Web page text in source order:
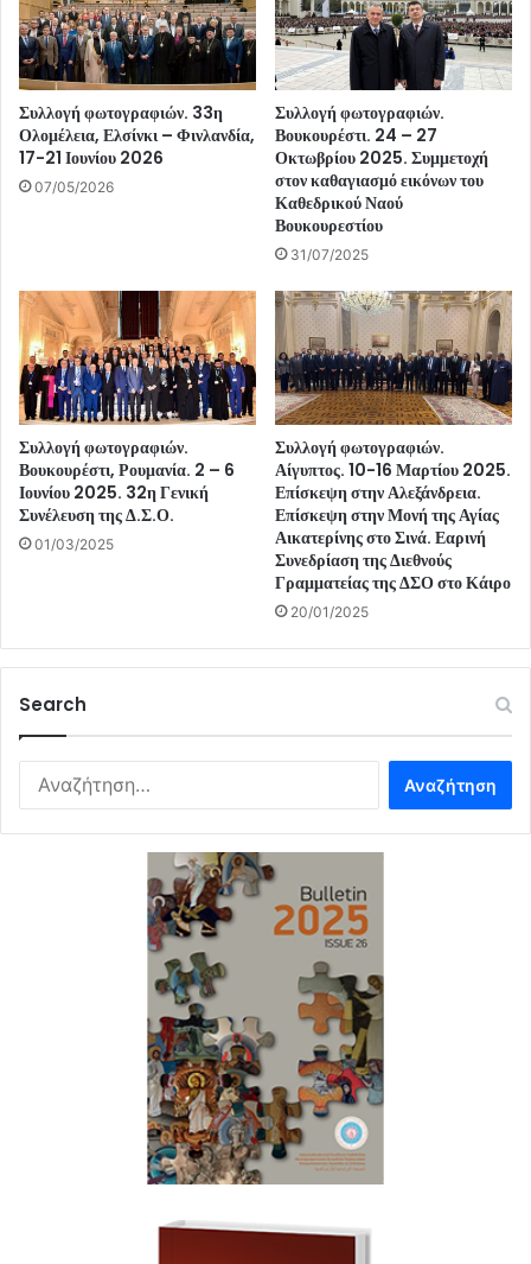
Συλλογή φωτογραφιών. 33η
Ολομέλεια, Ελσίνκι – Φινλανδία,
17-21 Ιουνίου 2026
07/05/2026
Συλλογή φωτογραφιών.
Βουκουρέστι. 24 – 27
Οκτωβρίου 2025. Συμμετοχή
στον καθαγιασμό εικόνων του
Καθεδρικού Ναού
Βουκουρεστίου
31/07/2025
Συλλογή φωτογραφιών.
Βουκουρέστι, Ρουμανία. 2 – 6
Ιουνίου 2025. 32η Γενική
Συνέλευση της Δ.Σ.Ο.
01/03/2025
Συλλογή φωτογραφιών.
Αίγυπτος. 10-16 Μαρτίου 2025.
Επίσκεψη στην Αλεξάνδρεια.
Επίσκεψη στην Μονή της Αγίας
Αικατερίνης στο Σινά. Εαρινή
Συνεδρίαση της Διεθνούς
Γραμματείας της ΔΣΟ στο Κάιρο
20/01/2025
Search